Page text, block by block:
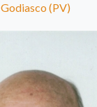
Godiasco (PV)